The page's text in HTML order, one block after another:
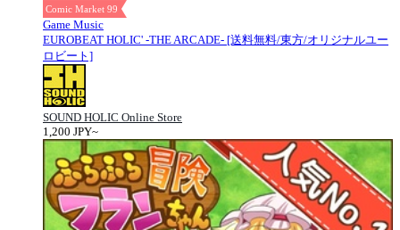
Comic Market 99
Game Music
EUROBEAT HOLIC' -THE ARCADE- [送料無料/東方/オリジナルユー
ロビート]
SOUND HOLIC Online Store
1,200 JPY~